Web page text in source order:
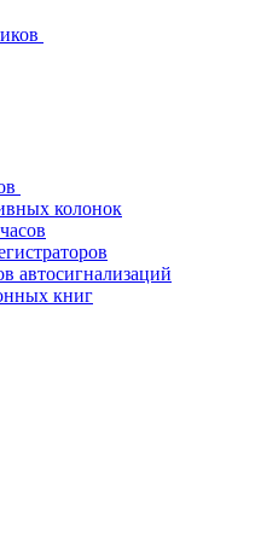
колонок
автосигнализаций
книг